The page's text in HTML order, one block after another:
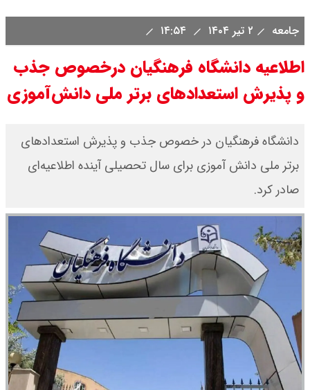
جامعه ۲ تیر ۱۴۰۴
اطلاعیه دانشگاه فرهنگیان درخصوص جذب
و پذیرش استعدادهای برتر ملی دانش‌آموزی
دانشگاه فرهنگیان در خصوص جذب و پذیرش استعدادهای
برتر ملی دانش آموزی برای سال تحصیلی آینده اطلاعیه‌ای
صادر کرد.